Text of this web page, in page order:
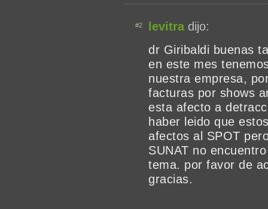
#2 levitra dijo:
dr Giribaldi buenas
en este mes
nuestra empresa,
facturas por shows
esta afecto a
haber leido que
afectos al SPOT
SUNAT no
tema. por favor de
gracias.